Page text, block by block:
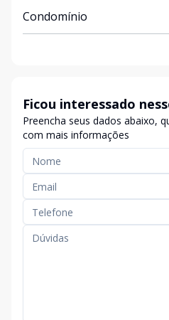
Condomínio
Ficou interessado
Preencha seus dados abaixo,
com mais informações